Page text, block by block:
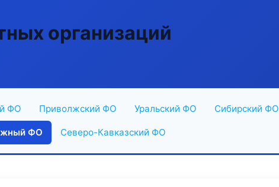
организаций
ФО Приволжский ФО Уральский ФО Сибирский ФО
ФО Северо-Кавказский ФО